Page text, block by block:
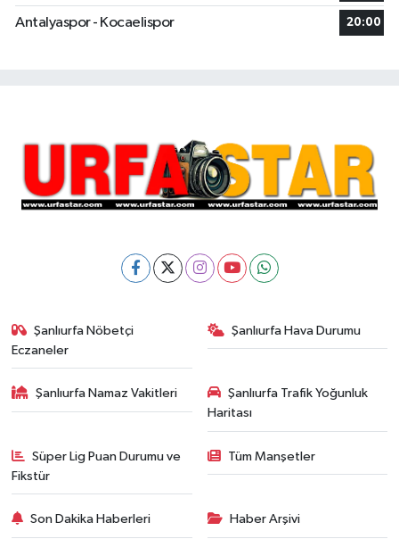
Antalyaspor - Kocaelispor 20:00
Şanlıurfa Nöbetçi
Eczaneler
Şanlıurfa Hava Durumu
Şanlıurfa Namaz Vakitleri
Şanlıurfa Trafik Yoğunluk
Haritası
Süper Lig Puan Durumu ve
Fikstür
Tüm Manşetler
Son Dakika Haberleri Haber Arşivi